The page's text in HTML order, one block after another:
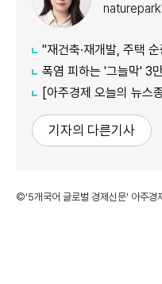
"재건축·재개발, 주택 순증 효과
폭염 피하는 '그늘막' 3만
[아주경제 오늘의 뉴스종합] 北, 동해
기자의 다른기사
©'5개국어 글로벌 경제신문' 아주경